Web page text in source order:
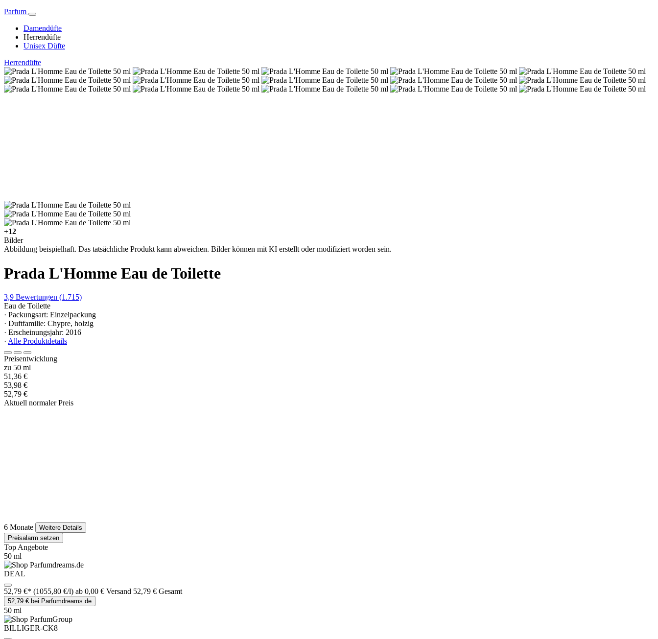
Parfum
Damendüfte
Herrendüfte
Unisex Düfte
Herrendüfte
+12
Bilder
Abbildung beispielhaft. Das tatsächliche Produkt kann abweichen. Bilder können mit KI erstellt oder modifiziert worden sein.
Prada L'Homme Eau de Toilette
3,9 Bewertungen (1.715)
Eau de Toilette
· Packungsart: Einzelpackung
· Duftfamilie: Chypre, holzig
· Erscheinungsjahr: 2016
· Alle Produktdetails
Preisentwicklung
zu 50 ml
51,36 €
53,98 €
52,79 €
Aktuell normaler Preis
6 Monate
Weitere Details
Preisalarm setzen
Top Angebote
50 ml
DEAL
52,79 €* (1055,80 €/l) ab 0,00 € Versand 52,79 € Gesamt
52,79 € bei Parfumdreams.de
50 ml
BILLIGER-CK8